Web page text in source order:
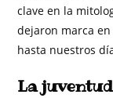
clave en la
dejaron marca
hasta nuestros
La